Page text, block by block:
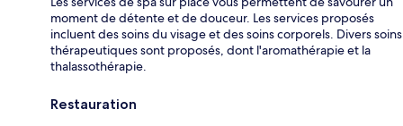
moment de détente et de douceur. Les services proposés
incluent des soins du visage et des soins corporels. Divers soins
thérapeutiques sont proposés, dont l'aromathérapie et la
thalassothérapie.
Restauration